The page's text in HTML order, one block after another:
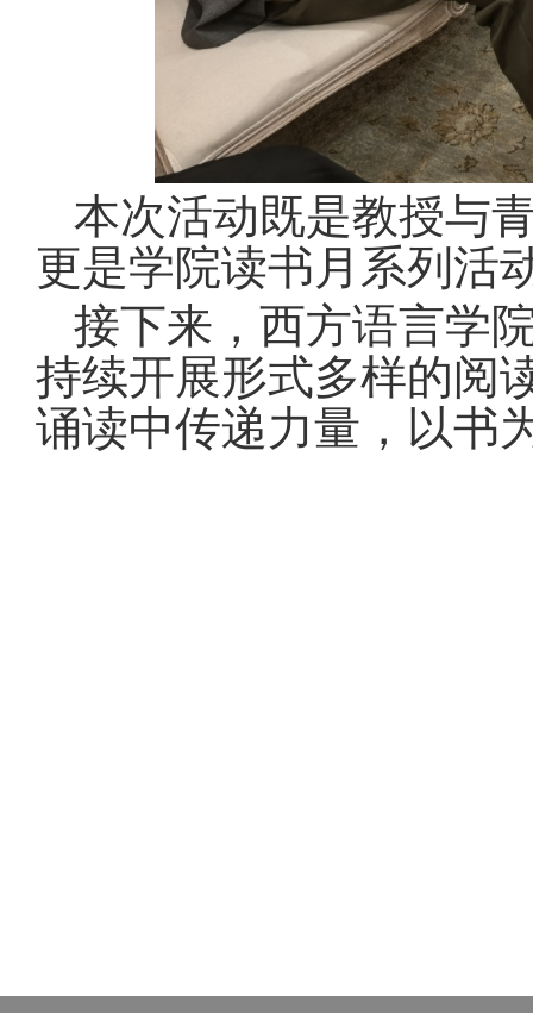
本次活动既是教授与
更是学院读书月系列活
接下来，西方语言学
持续开展形式多样的阅
诵读中传递力量，以书